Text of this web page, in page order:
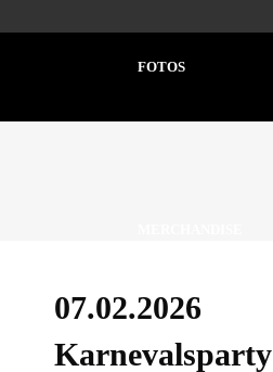
FOTOS
07.02.2026
Karnevalsparty